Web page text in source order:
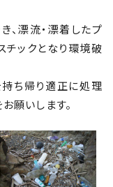
漂流・漂着したプ
チックとなり環境破
ち帰り適正に処理
願いします。